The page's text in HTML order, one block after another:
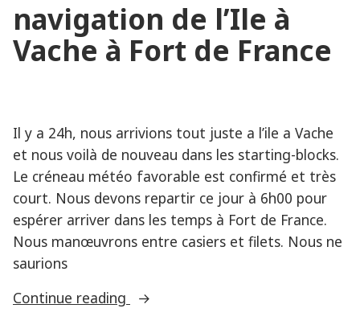
côtes
(décembre
2023)
navigation de l’Ile à
Vache à Fort de France
Il y a 24h, nous arrivions tout juste a l’ile a Vache
et nous voilà de nouveau dans les starting-blocks.
Le créneau météo favorable est confirmé et très
court. Nous devons repartir ce jour à 6h00 pour
espérer arriver dans les temps à Fort de France.
Nous manœuvrons entre casiers et filets. Nous ne
saurions
Continue reading
« Notre